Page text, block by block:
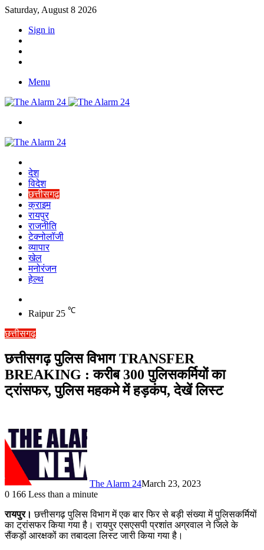
Saturday, August 8 2026
Sign in
Menu
देश
विदेश
छत्तीसगढ़
क्राइम
रायपुर
राजनीति
टेक्नोलॉजी
व्यापार
खेल
मनोरंजन
हेल्थ
skin
Raipur 25 ℃
छत्तीसगढ़
छत्तीसगढ़ पुलिस विभाग TRANSFER
BREAKING : करीब 300 पुलिसकर्मियों का
ट्रांसफर, पुलिस महकमे में हड़कंप, देखें लिस्ट
The Alarm 24March 23, 2023
0 166 Less than a minute
रायपुर। छत्तीसगढ़ पुलिस विभाग में एक बार फिर से बड़ी संख्या में पुलिसकर्मियों
का ट्रांसफर किया गया है। रायपुर एसएसपी प्रशांत अग्रवाल ने जिले के
सैंकड़ों आरक्षकों का तबादला लिस्ट जारी किया गया है।